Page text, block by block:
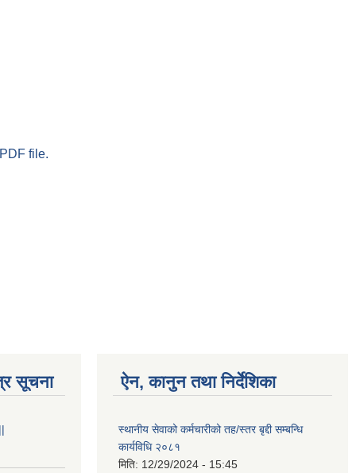
file.
सूचना ऐन, कानुन तथा निर्देशिका
स्थानीय सेवाको कर्मचारीको तह/स्तर बृद्दी सम्बन्धि
कार्यविधि २०८१
मिति: 12/29/2024 - 15:45